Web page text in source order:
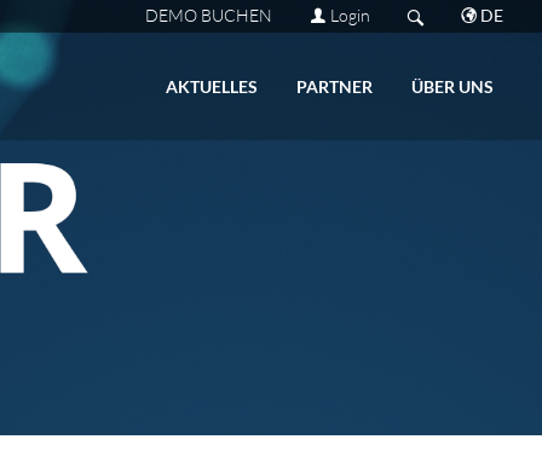
DEMO BUCHEN Login DE
AKTUELLES PARTNER ÜBER UNS